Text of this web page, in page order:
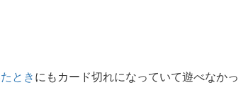
ときにもカード切れになっていて遊べなかっ